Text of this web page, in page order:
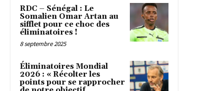
RDC – Sénégal : Le
Somalien Omar Artan au
sifflet pour ce choc des
éliminatoires !
8 septembre 2025
Éliminatoires Mondial
2026 : « Récolter les
points pour se rapprocher